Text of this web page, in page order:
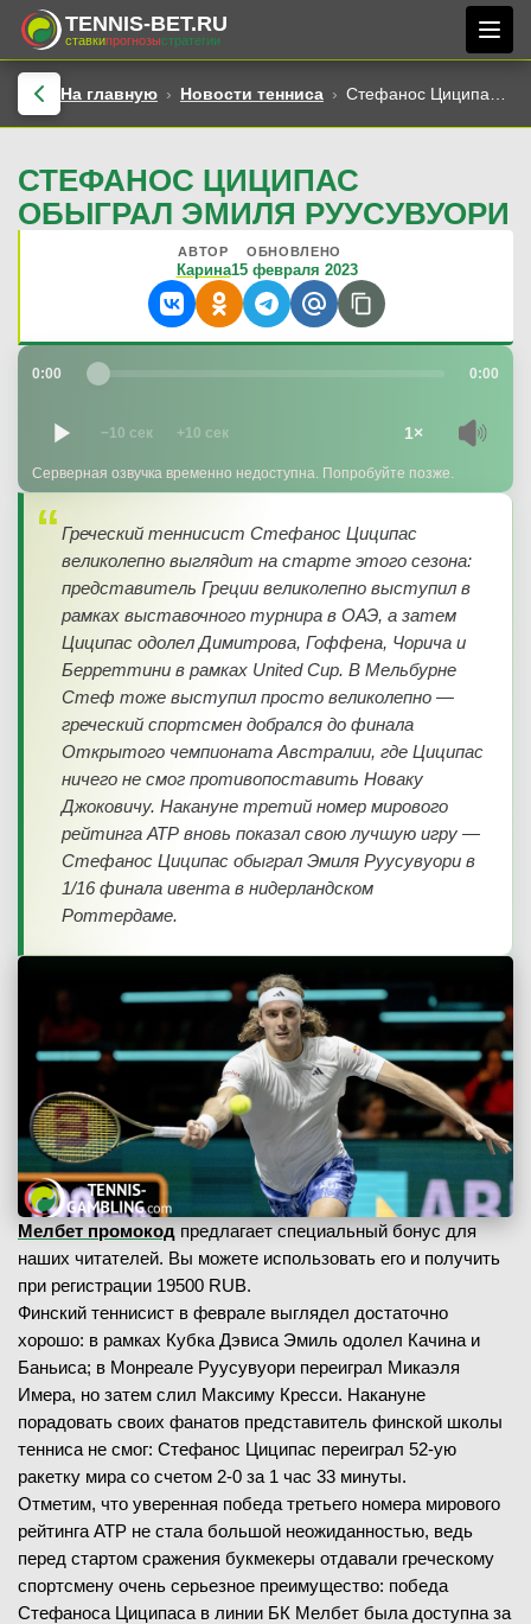
TENNIS-BET.RU
ставкипрогнозыстратегии
На главную Новости тенниса Стефанос Циципас обыграл Эмиля Руусувуори
СТЕФАНОС ЦИЦИПАС
ОБЫГРАЛ ЭМИЛЯ РУУСУВУОРИ
АВТОР
Карина
ОБНОВЛЕНО
15 февраля 2023
0:00 0:00
−10 сек +10 сек 1×
Серверная озвучка временно недоступна. Попробуйте позже.
Греческий теннисист Стефанос Циципас
великолепно выглядит на старте этого сезона:
представитель Греции великолепно выступил в
рамках выставочного турнира в ОАЭ, а затем
Циципас одолел Димитрова, Гоффена, Чорича и
Берреттини в рамках United Cup. В Мельбурне
Стеф тоже выступил просто великолепно —
греческий спортсмен добрался до финала
Открытого чемпионата Австралии, где Циципас
ничего не смог противопоставить Новаку
Джоковичу. Накануне третий номер мирового
рейтинга АТР вновь показал свою лучшую игру —
Стефанос Циципас обыграл Эмиля Руусувуори в
1/16 финала ивента в нидерландском
Роттердаме.
Мелбет промокодпредлагает специальный бонус для
наших читателей. Вы можете использовать его и получить
при регистрации 19500 RUB.
Финский теннисист в феврале выглядел достаточно
хорошо: в рамках Кубка Дэвиса Эмиль одолел Качина и
Баньиса; в Монреале Руусувуори переиграл Микаэля
Имера, но затем слил Максиму Кресси. Накануне
порадовать своих фанатов представитель финской школы
тенниса не смог: Стефанос Циципас переиграл 52-ую
ракетку мира со счетом 2-0 за 1 час 33 минуты.
Отметим, что уверенная победа третьего номера мирового
рейтинга АТР не стала большой неожиданностью, ведь
перед стартом сражения букмекеры отдавали греческому
спортсмену очень серьезное преимущество: победа
Стефаноса Циципаса в линии БК Мелбет была доступна за